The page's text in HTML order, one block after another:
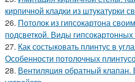
кирпичной кладки из штукатурки
26. Потолок из гипсокартона
подсветкой. Виды гипсокартонных
27. Как состыковать плинтус в
Особенности потолочных
28. Вентиляция обратный